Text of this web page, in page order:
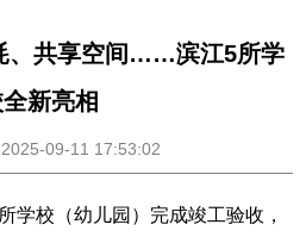
、共享空间……滨江5所学
新亮相
09-11 17:53:02
学校（幼儿园）完成竣工验收，